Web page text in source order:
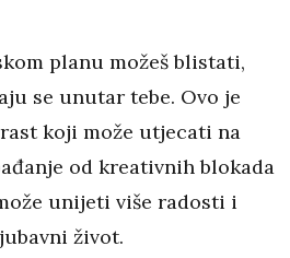
planu možeš blistati,
se unutar tebe. Ovo je
koji može utjecati na
od kreativnih blokada
unijeti više radosti i
život.